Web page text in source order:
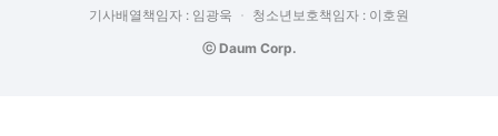
기사배열책임자 : 임광욱
청소년보호책임자 : 이호원
ⓒ Daum Corp.